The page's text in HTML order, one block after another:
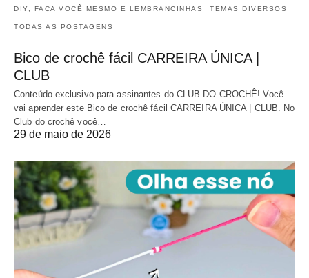
DIY, FAÇA VOCÊ MESMO E LEMBRANCINHAS TEMAS DIVERSOS
TODAS AS POSTAGENS
Bico de crochê fácil CARREIRA ÚNICA |
CLUB
Conteúdo exclusivo para assinantes do CLUB DO CROCHÊ! Você
vai aprender este Bico de crochê fácil CARREIRA ÚNICA | CLUB. No
Club do crochê você…
29 de maio de 2026